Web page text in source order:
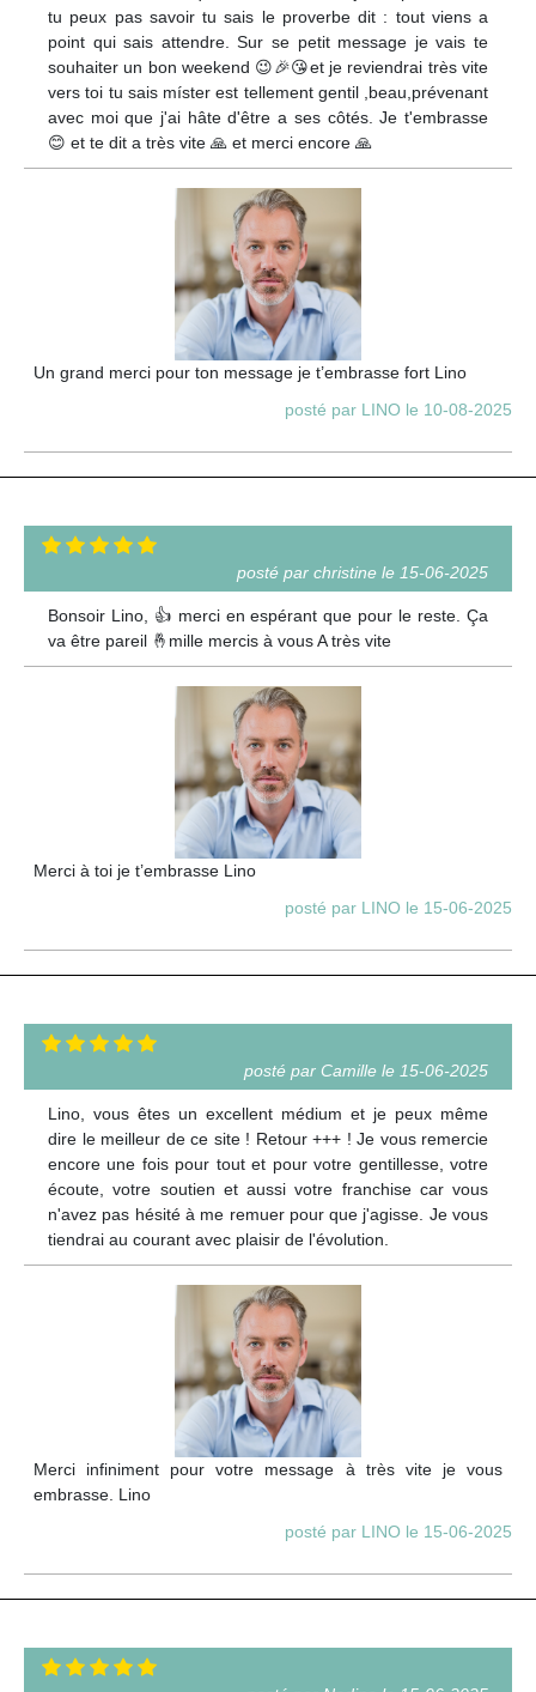
tu peux pas savoir tu sais le proverbe dit : tout viens a
point qui sais attendre. Sur se petit message je vais te
souhaiter un bon weekend 😉🎉😘et je reviendrai très vite
vers toi tu sais míster est tellement gentil ,beau,prévenant
avec moi que j'ai hâte d'être a ses côtés. Je t'embrasse
😊 et te dit a très vite 🙏 et merci encore 🙏
Un grand merci pour ton message je t’embrasse fort Lino
posté par LINO le 10-08-2025
posté par christine le 15-06-2025
Bonsoir Lino, 👍 merci en espérant que pour le reste. Ça
va être pareil 🤞mille mercis à vous A très vite
Merci à toi je t’embrasse Lino
posté par LINO le 15-06-2025
posté par Camille le 15-06-2025
Lino, vous êtes un excellent médium et je peux même
dire le meilleur de ce site ! Retour +++ ! Je vous remercie
encore une fois pour tout et pour votre gentillesse, votre
écoute, votre soutien et aussi votre franchise car vous
n'avez pas hésité à me remuer pour que j'agisse. Je vous
tiendrai au courant avec plaisir de l'évolution.
Merci infiniment pour votre message à très vite je vous
embrasse. Lino
posté par LINO le 15-06-2025